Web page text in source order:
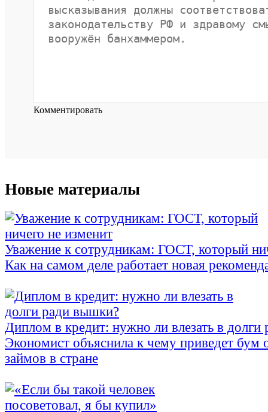
Комментировать
Новые материалы
Уважение к сотрудникам: ГОСТ, который
Как на самом деле работает новая
Диплом в кредит: нужно ли влезать в
Экономист объяснила к чему приведет бум
займов в стране